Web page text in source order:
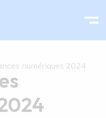
numériques 2024